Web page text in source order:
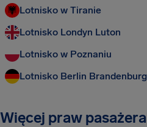
Lotnisko w Tiranie
Lotnisko Londyn Luton
Lotnisko w Poznaniu
Lotnisko Berlin Brandenburg
Więcej praw